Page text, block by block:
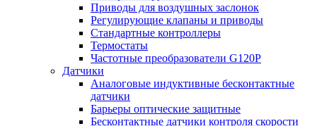
Приводы для воздушных заслонок
Регулирующие клапаны и приводы
Стандартные контроллеры
Термостаты
Частотные преобразователи G120P
Датчики
Аналоговые индуктивные бесконтактные
датчики
Барьеры оптические защитные
Бесконтактные датчики контроля скорости